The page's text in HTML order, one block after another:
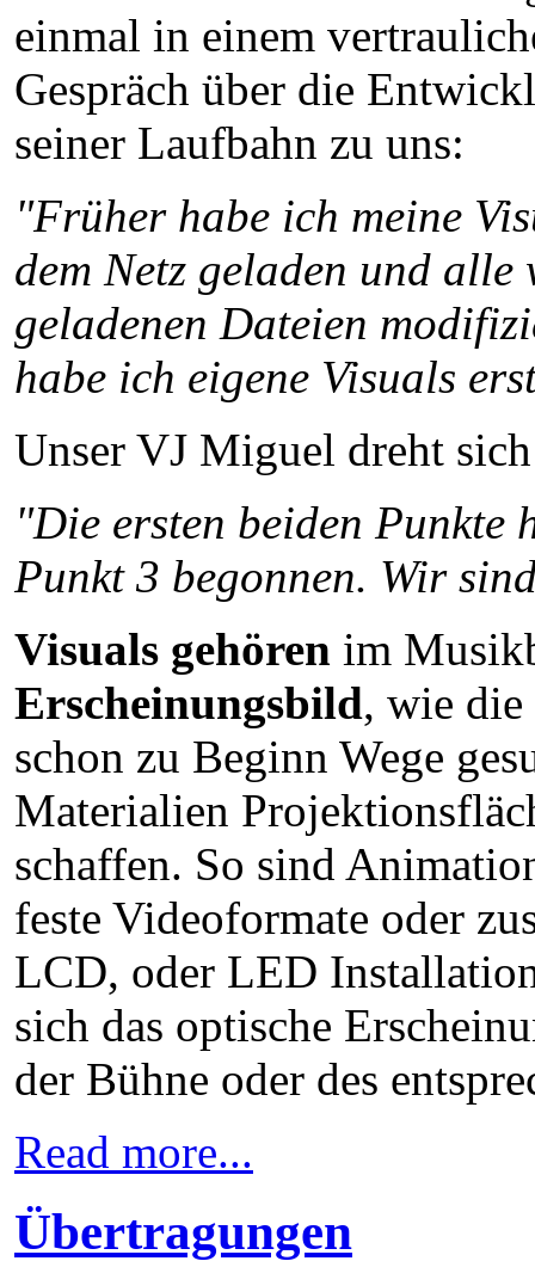
einmal in einem
Gespräch über die
seiner Laufbahn zu uns:
"Früher habe ich meine
dem Netz geladen und
geladenen Dateien
habe ich eigene Visuals
Unser VJ Miguel dreht
"Die ersten beiden Punkte
Punkt 3 begonnen. Wir
Visuals gehören im
Erscheinungsbild, wie
schon zu Beginn Wege
Materialien
schaffen. So sind
feste Videoformate oder
LCD, oder LED
sich das optische
der Bühne oder des
Read more...
Übertragungen